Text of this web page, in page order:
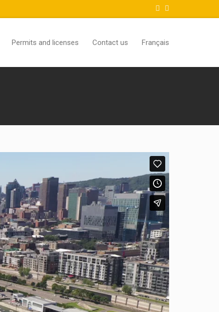
Permits and licenses Contact us Français